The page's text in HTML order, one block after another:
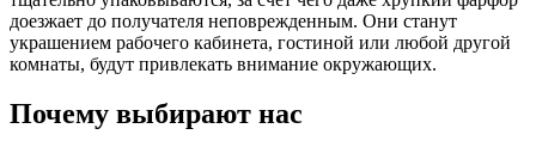
доезжает до получателя неповрежденным. Они станут
украшением рабочего кабинета, гостиной или любой другой
комнаты, будут привлекать внимание окружающих.
Почему выбирают нас